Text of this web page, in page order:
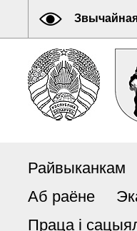
Райвыканкам
Аб раёне
Праца і